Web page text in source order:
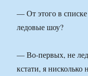
— От этого в списке
ледовые шоу?
— Во-первых, не
кстати, я